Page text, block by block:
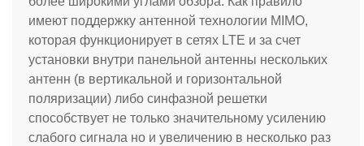
имеют поддержку антенной технологии MIMO,
которая функционирует в сетях LTE и за счет
установки внутри панельной антенны нескольких
антенн (в вертикальной и горизонтальной
поляризации) либо синфазной решетки
способствует не только значительному усилению
слабого сигнала но и увеличению в несколько раз